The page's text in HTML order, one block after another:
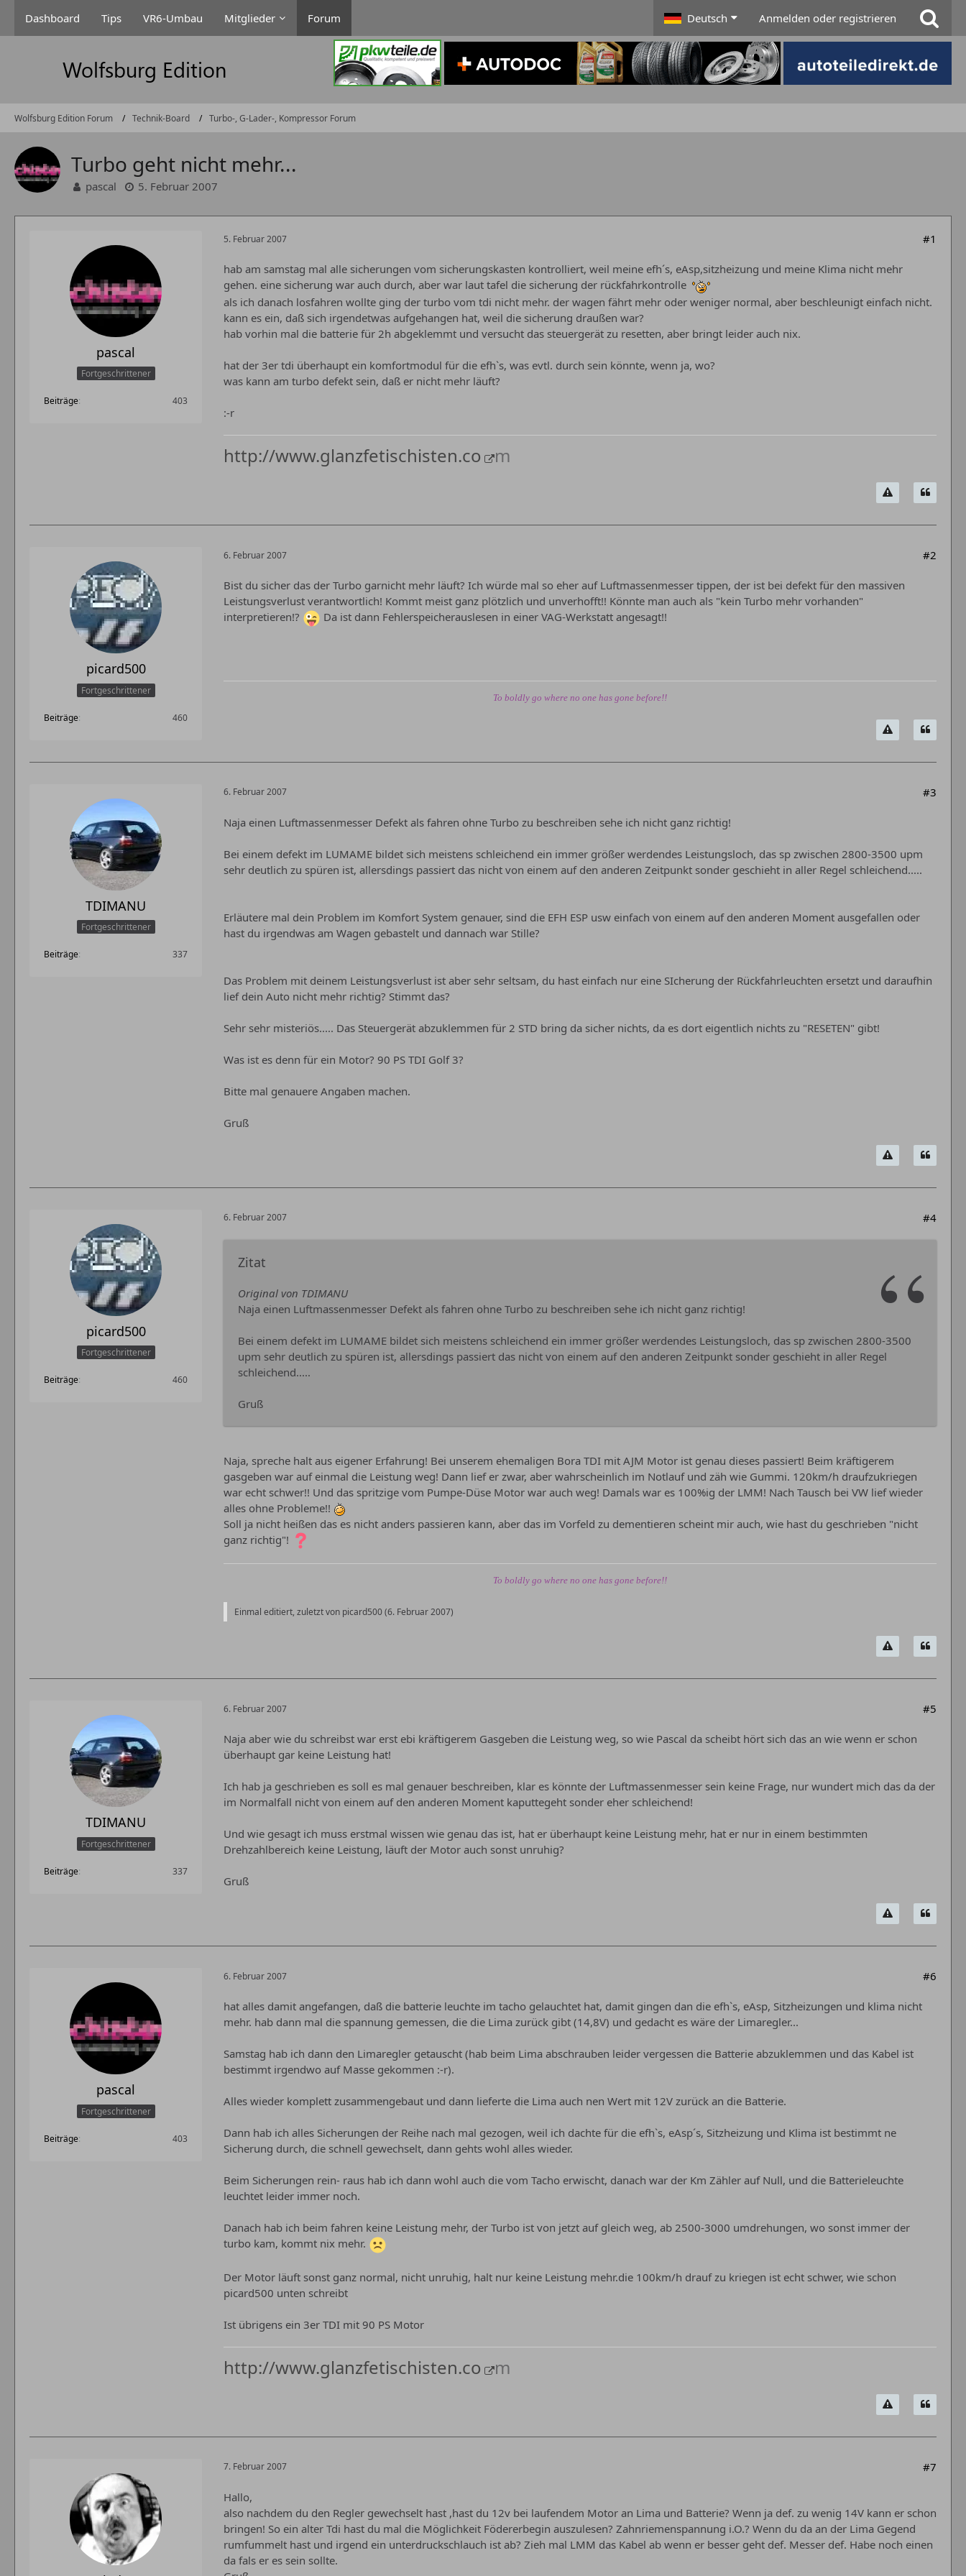
Dashboard Tips VR6-Umbau Mitglieder Forum Deutsch Anmelden oder registrieren
Wolfsburg Edition Forum Technik-Board Turbo-, G-Lader-, Kompressor Forum
Turbo geht nicht mehr...
pascal 5. Februar 2007
pascal
Fortgeschrittener
Beiträge 403
5. Februar 2007 #1
hab am samstag mal alle sicherungen vom sicherungskasten kontrolliert, weil meine efh´s, eAsp,sitzheizung und meine Klima nicht mehr
gehen. eine sicherung war auch durch, aber war laut tafel die sicherung der rückfahrkontrolle
als ich danach losfahren wollte ging der turbo vom tdi nicht mehr. der wagen fährt mehr oder weniger normal, aber beschleunigt einfach nicht.
kann es ein, daß sich irgendetwas aufgehangen hat, weil die sicherung draußen war?
hab vorhin mal die batterie für 2h abgeklemmt und versucht das steuergerät zu resetten, aber bringt leider auch nix.
hat der 3er tdi überhaupt ein komfortmodul für die efh`s, was evtl. durch sein könnte, wenn ja, wo?
was kann am turbo defekt sein, daß er nicht mehr läuft?
:-r
http://www.glanzfetischisten.co m
picard500
Fortgeschrittener
Beiträge 460
6. Februar 2007 #2
Bist du sicher das der Turbo garnicht mehr läuft? Ich würde mal so eher auf Luftmassenmesser tippen, der ist bei defekt für den massiven
Leistungsverlust verantwortlich! Kommt meist ganz plötzlich und unverhofft!! Könnte man auch als "kein Turbo mehr vorhanden"
interpretieren!?
Da ist dann Fehlerspeicherauslesen in einer VAG-Werkstatt angesagt!!
To boldly go where no one has gone before!!
TDIMANU
Fortgeschrittener
Beiträge 337
6. Februar 2007 #3
Naja einen Luftmassenmesser Defekt als fahren ohne Turbo zu beschreiben sehe ich nicht ganz richtig!
Bei einem defekt im LUMAME bildet sich meistens schleichend ein immer größer werdendes Leistungsloch, das sp zwischen 2800-3500 upm
sehr deutlich zu spüren ist, allersdings passiert das nicht von einem auf den anderen Zeitpunkt sonder geschieht in aller Regel schleichend.....
Erläutere mal dein Problem im Komfort System genauer, sind die EFH ESP usw einfach von einem auf den anderen Moment ausgefallen oder
hast du irgendwas am Wagen gebastelt und dannach war Stille?
Das Problem mit deinem Leistungsverlust ist aber sehr seltsam, du hast einfach nur eine SIcherung der Rückfahrleuchten ersetzt und daraufhin
lief dein Auto nicht mehr richtig? Stimmt das?
Sehr sehr misteriös..... Das Steuergerät abzuklemmen für 2 STD bring da sicher nichts, da es dort eigentlich nichts zu "RESETEN" gibt!
Was ist es denn für ein Motor? 90 PS TDI Golf 3?
Bitte mal genauere Angaben machen.
Gruß
picard500
Fortgeschrittener
Beiträge 460
6. Februar 2007 #4
Zitat
Original von TDIMANU
Naja einen Luftmassenmesser Defekt als fahren ohne Turbo zu beschreiben sehe ich nicht ganz richtig!
Bei einem defekt im LUMAME bildet sich meistens schleichend ein immer größer werdendes Leistungsloch, das sp zwischen 2800-3500
upm sehr deutlich zu spüren ist, allersdings passiert das nicht von einem auf den anderen Zeitpunkt sonder geschieht in aller Regel
schleichend.....
Gruß
Naja, spreche halt aus eigener Erfahrung! Bei unserem ehemaligen Bora TDI mit AJM Motor ist genau dieses passiert! Beim kräftigerem
gasgeben war auf einmal die Leistung weg! Dann lief er zwar, aber wahrscheinlich im Notlauf und zäh wie Gummi. 120km/h draufzukriegen
war echt schwer!! Und das spritzige vom Pumpe-Düse Motor war auch weg! Damals war es 100%ig der LMM! Nach Tausch bei VW lief wieder
alles ohne Probleme!!
Soll ja nicht heißen das es nicht anders passieren kann, aber das im Vorfeld zu dementieren scheint mir auch, wie hast du geschrieben "nicht
ganz richtig"!
To boldly go where no one has gone before!!
Einmal editiert, zuletzt von picard500 (6. Februar 2007)
TDIMANU
Fortgeschrittener
Beiträge 337
6. Februar 2007 #5
Naja aber wie du schreibst war erst ebi kräftigerem Gasgeben die Leistung weg, so wie Pascal da scheibt hört sich das an wie wenn er schon
überhaupt gar keine Leistung hat!
Ich hab ja geschrieben es soll es mal genauer beschreiben, klar es könnte der Luftmassenmesser sein keine Frage, nur wundert mich das da der
im Normalfall nicht von einem auf den anderen Moment kaputtegeht sonder eher schleichend!
Und wie gesagt ich muss erstmal wissen wie genau das ist, hat er überhaupt keine Leistung mehr, hat er nur in einem bestimmten
Drehzahlbereich keine Leistung, läuft der Motor auch sonst unruhig?
Gruß
pascal
Fortgeschrittener
Beiträge 403
6. Februar 2007 #6
hat alles damit angefangen, daß die batterie leuchte im tacho gelauchtet hat, damit gingen dan die efh`s, eAsp, Sitzheizungen und klima nicht
mehr. hab dann mal die spannung gemessen, die die Lima zurück gibt (14,8V) und gedacht es wäre der Limaregler...
Samstag hab ich dann den Limaregler getauscht (hab beim Lima abschrauben leider vergessen die Batterie abzuklemmen und das Kabel ist
bestimmt irgendwo auf Masse gekommen :-r).
Alles wieder komplett zusammengebaut und dann lieferte die Lima auch nen Wert mit 12V zurück an die Batterie.
Dann hab ich alles Sicherungen der Reihe nach mal gezogen, weil ich dachte für die efh`s, eAsp´s, Sitzheizung und Klima ist bestimmt ne
Sicherung durch, die schnell gewechselt, dann gehts wohl alles wieder.
Beim Sicherungen rein- raus hab ich dann wohl auch die vom Tacho erwischt, danach war der Km Zähler auf Null, und die Batterieleuchte
leuchtet leider immer noch.
Danach hab ich beim fahren keine Leistung mehr, der Turbo ist von jetzt auf gleich weg, ab 2500-3000 umdrehungen, wo sonst immer der
turbo kam, kommt nix mehr.
Der Motor läuft sonst ganz normal, nicht unruhig, halt nur keine Leistung mehr.die 100km/h drauf zu kriegen ist echt schwer, wie schon
picard500 unten schreibt
Ist übrigens ein 3er TDI mit 90 PS Motor
http://www.glanzfetischisten.co m
7. Februar 2007 #7
Hallo,
also nachdem du den Regler gewechselt hast ,hast du 12v bei laufendem Motor an Lima und Batterie? Wenn ja def. zu wenig 14V kann er schon
bringen! So ein alter Tdi hast du mal die Möglichkeit Födererbegin auszulesen? Zahnriemenspannung i.O.? Wenn du da an der Lima Gegend
rumfummelt hast und irgend ein unterdruckschlauch ist ab? Zieh mal LMM das Kabel ab wenn er besser geht def. Messer def. Habe noch einen
da fals er es sein sollte.